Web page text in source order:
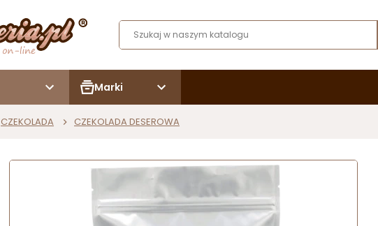
Marki
CZEKOLADA CZEKOLADA DESEROWA